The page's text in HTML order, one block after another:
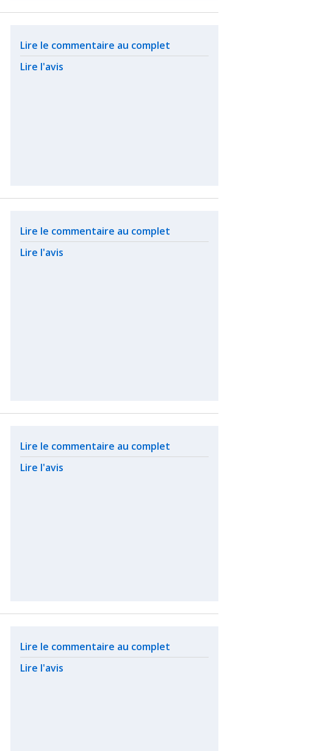
Related actions
Lire le commentaire au complet
Lire l'avis
Related actions
Lire le commentaire au complet
Lire l'avis
Related actions
Lire le commentaire au complet
Lire l'avis
Related actions
Lire le commentaire au complet
Lire l'avis